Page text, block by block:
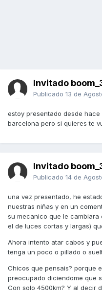
Invitado
Publicado 13 de
estoy presentado desde
barcelona pero si quieres te
Invitado
Publicado 14 de
una vez presentado, he
nuestras niñas y en un
su mecanico que le
el de luces cortas y largas)
Ahora intento atar cabos y
tenga un poco o pillado o
Chicos que pensais? porque
preocupado diciendome que
Con solo 4500km? Y al decir